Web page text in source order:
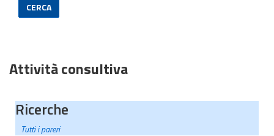
CERCA
Attività consultiva
Ricerche
Tutti i pareri